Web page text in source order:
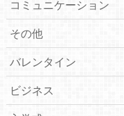
コミュニケーション
その他
バレンタイン
ビジネス